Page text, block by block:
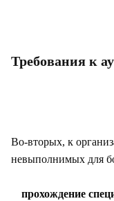
Требования к
Во-вторых, к
невыполнимых для
прохождение